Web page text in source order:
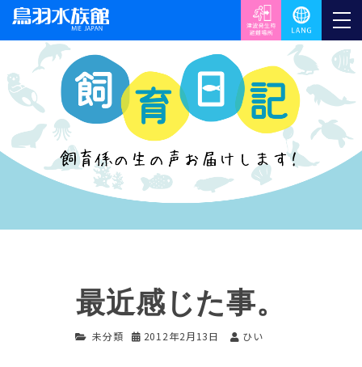
最近感じた事。
未分類 2012年2月13日 ひい